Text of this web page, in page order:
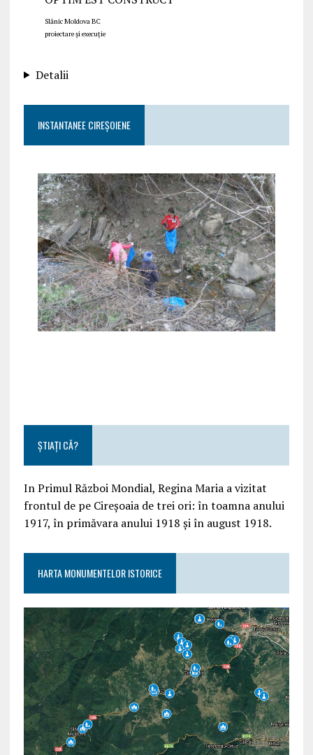
Slănic Moldova BC
proiectare și execuție
Detalii
INSTANTANEE CIREȘOIENE
ȘTIAȚI CĂ?
In Primul Război Mondial, Regina Maria a vizitat
frontul de pe Cireșoaia de trei ori: în toamna anului
1917, în primăvara anului 1918 și în august 1918.
HARTA MONUMENTELOR ISTORICE